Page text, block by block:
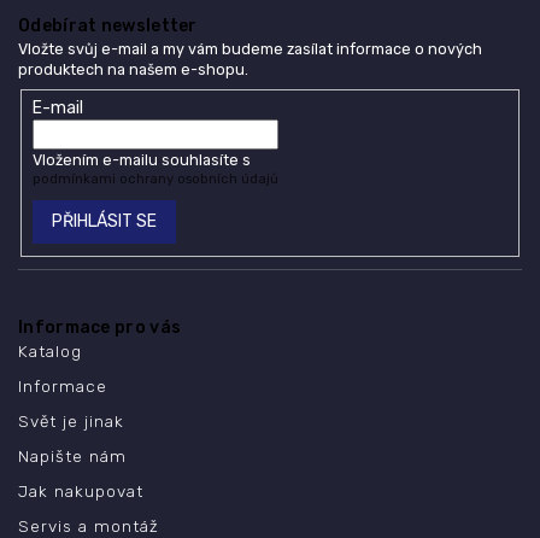
Odebírat newsletter
Vložte svůj e-mail a my vám budeme zasílat informace o nových
produktech na našem e-shopu.
E-mail
Vložením e-mailu souhlasíte s
podmínkami ochrany osobních údajů
PŘIHLÁSIT SE
Informace pro vás
Katalog
Informace
Svět je jinak
Napište nám
Jak nakupovat
Servis a montáž